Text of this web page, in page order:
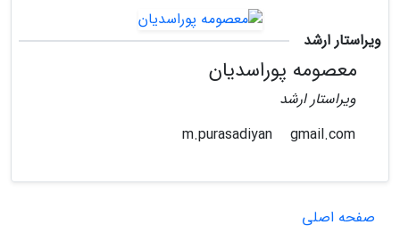
ویراستار ارشد
معصومه پوراسدیان
ویراستار ارشد
gmail.com
صفحه اصلی